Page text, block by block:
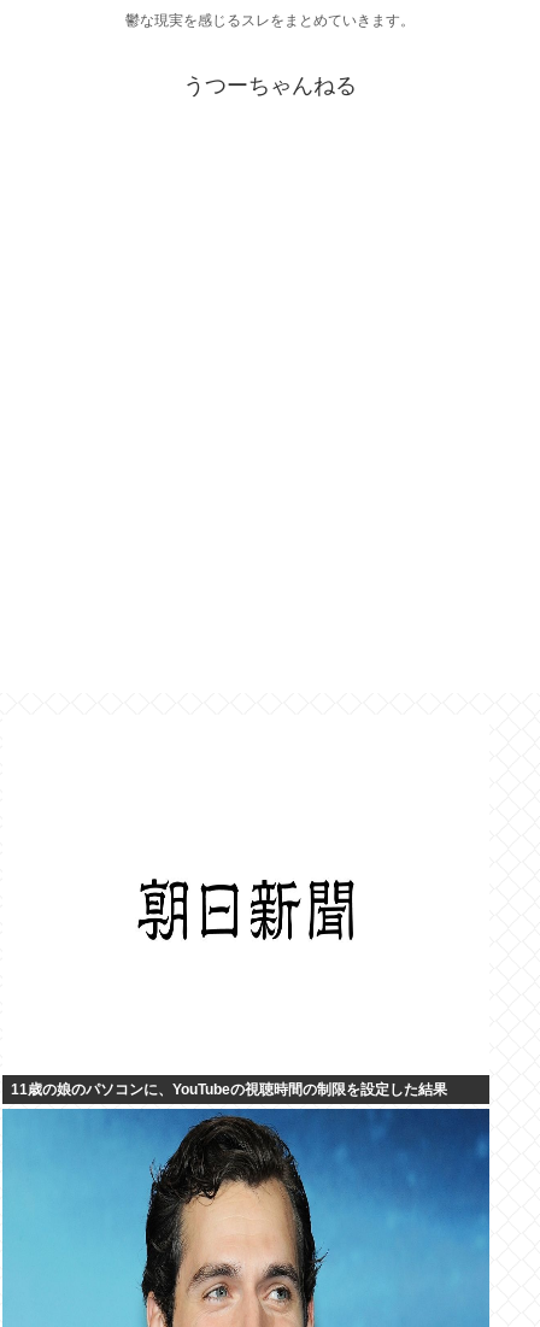
鬱な現実を感じるスレをまとめていきます。
うつーちゃんねる
11歳の娘のパソコンに、YouTubeの視聴時間の制限を設定した結果